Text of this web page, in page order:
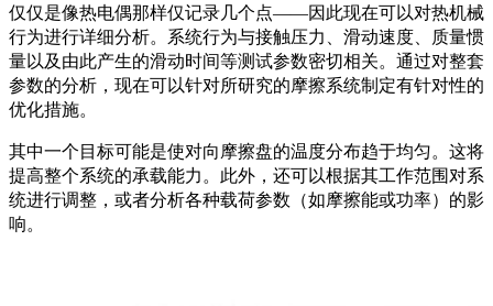
仅仅是像热电偶那样仅记录几个点——因此现在可以对热机械
行为进行详细分析。系统行为与接触压力、滑动速度、质量惯
量以及由此产生的滑动时间等测试参数密切相关。通过对整套
参数的分析，现在可以针对所研究的摩擦系统制定有针对性的
优化措施。
其中一个目标可能是使对向摩擦盘的温度分布趋于均匀。这将
提高整个系统的承载能力。此外，还可以根据其工作范围对系
统进行调整，或者分析各种载荷参数（如摩擦能或功率）的影
响。